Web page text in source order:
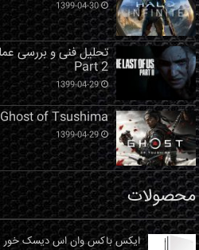
1399-04-30
Part 2
1399-04-29
Ghost of Tsushima
1399-04-29
محصولات
ایکس باکس وان اس دیسک خور